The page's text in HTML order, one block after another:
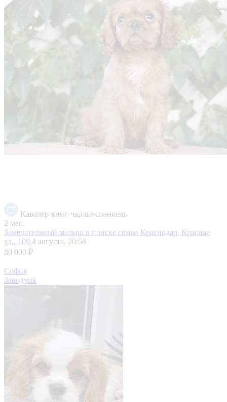
Кавалер-кинг-чарльз-спаниель
2 мес.
Замечательный малыш в поиске семьи Краснодар, Красная
ул., 109 4 августа, 20:58
80 000 ₽
София
Заводчик